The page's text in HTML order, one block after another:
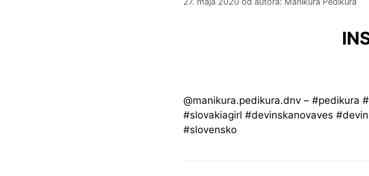
@manikura.pedikura.dnv – #pedikura
#slovakiagirl #devinskanovaves
#slovensko